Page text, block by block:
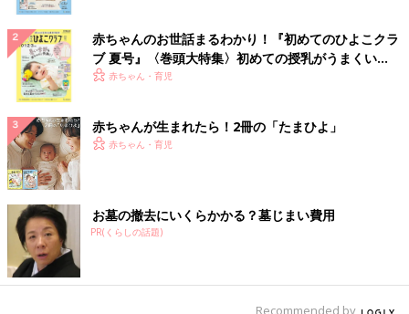
赤ちゃんのお世話まるわかり！『初めてのひよこクラ
ブ 夏号』〈巻頭大特集〉初めての授乳がうまくい
く！ おっぱい・ミルクの基本と夏のトラブル 解決テ
赤ちゃん・育児
赤ちゃんが生まれたら！2冊の「たまひよ」
赤ちゃん・育児
お墓の撤去にいくらかかる？墓じまい費用
PR(くらしの話題)